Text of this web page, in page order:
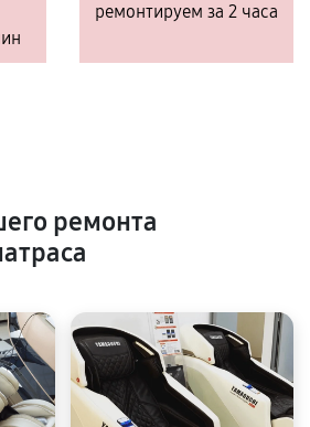
ремонтируем за 2 часа
ремонта